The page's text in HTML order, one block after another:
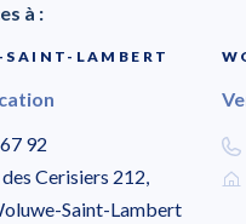
à :
SAINT-LAMBERT
92
Cerisiers 212,
Saint-Lambert